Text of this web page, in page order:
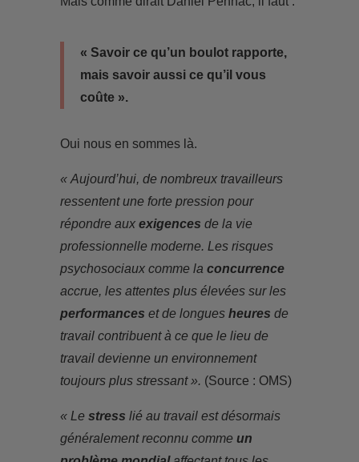
« Savoir ce qu’un boulot rapporte,
mais savoir aussi ce qu’il vous
coûte ».
Oui nous en sommes là.
« Aujourd’hui, de nombreux travailleurs
ressentent une forte pression pour
répondre aux exigences de la vie
professionnelle moderne. Les risques
psychosociaux comme la concurrence
accrue, les attentes plus élevées sur les
performances et de longues heures de
travail contribuent à ce que le lieu de
travail devienne un environnement
toujours plus stressant ». (Source : OMS)
« Le stress lié au travail est désormais
généralement reconnu comme un